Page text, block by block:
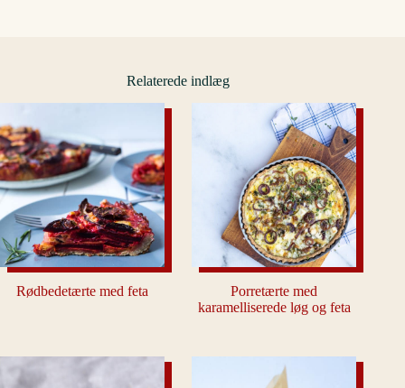
Relaterede indlæg
Rødbedetærte med feta
Porretærte med
karamelliserede løg og feta